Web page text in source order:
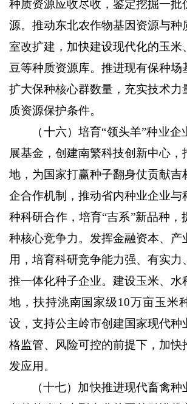
种质资源应收尽收，鉴定挖掘一批
源。推动东北农作物基因资源与种
室改扩建，加快建设现代化的玉米
豆等种质资源库。推进现有保种场
扩大保种核心群数量，充实技术力
质资源保护条件。
（十六）培育“领头羊”种业企
展基金，创建南繁科技创新中心，
地，为国家打赢种子翻身仗贡献吉
企合作机制，推动省内种业企业与
种科研合作，培育“吉系”新品种，
种核心竞争力。发挥金融资本、产
用，培育科研竞争能力强、有实力
推一体化种子企业。建设玉米、水
地，扶持洮南国家级10万亩玉米
设，支持公主岭市创建国家现代种
格监管、风险可控的前提下，加快
发应用。
（十七）加快推进现代畜禽种